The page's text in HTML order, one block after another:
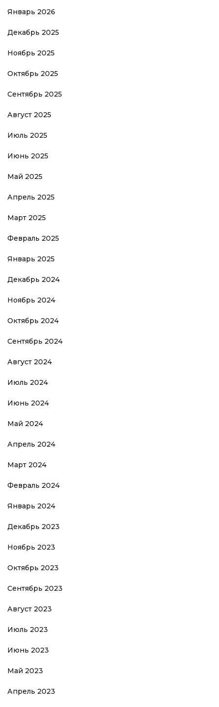
Январь 2026
Декабрь 2025
Ноябрь 2025
Октябрь 2025
Сентябрь 2025
Август 2025
Июль 2025
Июнь 2025
Май 2025
Апрель 2025
Март 2025
Февраль 2025
Январь 2025
Декабрь 2024
Ноябрь 2024
Октябрь 2024
Сентябрь 2024
Август 2024
Июль 2024
Июнь 2024
Май 2024
Апрель 2024
Март 2024
Февраль 2024
Январь 2024
Декабрь 2023
Ноябрь 2023
Октябрь 2023
Сентябрь 2023
Август 2023
Июль 2023
Июнь 2023
Май 2023
Апрель 2023